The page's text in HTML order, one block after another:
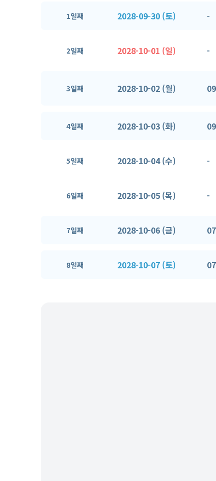
1일째 2028-09-30 (토) -
2일째 2028-10-01 (일) -
3일째 2028-10-02 (월)
4일째 2028-10-03 (화)
5일째 2028-10-04 (수) -
6일째 2028-10-05 (목) -
7일째 2028-10-06 (금)
8일째 2028-10-07 (토)